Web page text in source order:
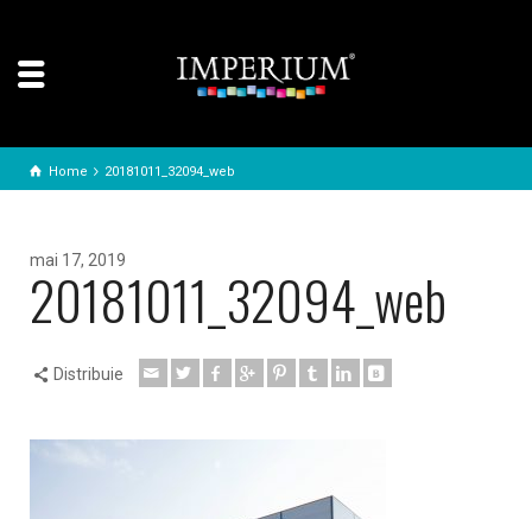
Home 20181011_32094_web
mai 17, 2019
20181011_32094_web
Distribuie